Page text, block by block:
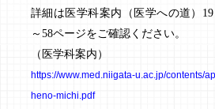
詳細は医学科案内（医学への道）
～58ページをご確認ください。
（医学科案内）
https://www.med.niigata-u.ac.jp/contents/
heno-michi.pdf